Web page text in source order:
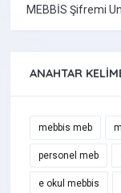
MEBBİS Şifremi
ANAHTAR
mebbis meb
personel meb
e okul mebbis